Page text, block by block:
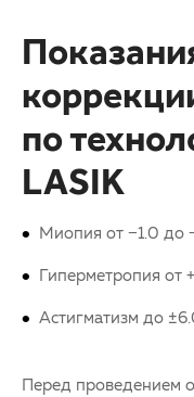
по
LASIK
Миопия от −1.0 до
Гиперметропия от
Астигматизм до
Перед проведением